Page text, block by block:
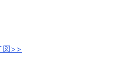
図>>